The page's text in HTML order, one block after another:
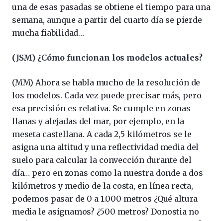
una de esas pasadas se obtiene el tiempo para una
semana, aunque a partir del cuarto día se pierde
mucha fiabilidad…
(JSM) ¿Cómo funcionan los modelos actuales?
(MM) Ahora se habla mucho de la resolución de
los modelos. Cada vez puede precisar más, pero
esa precisión es relativa. Se cumple en zonas
llanas y alejadas del mar, por ejemplo, en la
meseta castellana. A cada 2,5 kilómetros se le
asigna una altitud y una reflectividad media del
suelo para calcular la convección durante del
día… pero en zonas como la nuestra donde a dos
kilómetros y medio de la costa, en línea recta,
podemos pasar de 0 a 1.000 metros ¿Qué altura
media le asignamos? ¿500 metros? Donostia no